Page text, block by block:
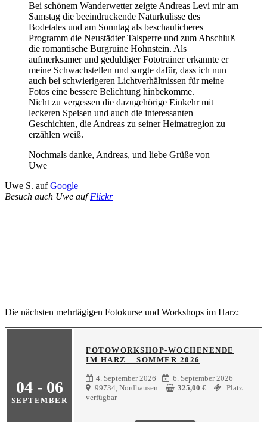
Bei schönem Wanderwetter zeigte Andreas Levi mir am
Samstag die beeindruckende Naturkulisse des
Bodetales und am Sonntag als beschaulicheres
Programm die Neustädter Talsperre und zum Abschluß
die romantische Burgruine Hohnstein. Als
aufmerksamer und geduldiger Fototrainer erkannte er
meine Schwachstellen und sorgte dafür, dass ich nun
auch bei schwierigeren Lichtverhältnissen für meine
Fotos eine bessere Belichtung hinbekomme.
Nicht zu vergessen die dazugehörige Einkehr mit
leckeren Speisen und auch die interessanten
Geschichten, die Andreas zu seiner Heimatregion zu
erzählen weiß.
Nochmals danke, Andreas, und liebe Grüße von
Uwe
Uwe S. aufGoogle
Besuch auch Uwe aufFlickr
Die nächsten mehrtägigen Fotokurse und Workshops im Harz:
04 - 06
SEPTEMBER
FOTOWORKSHOP-WOCHENENDE
IM HARZ – SOMMER 2026
4. September 2026
6. September 2026
99734, Nordhausen
325,00 €
Platz
verfügbar